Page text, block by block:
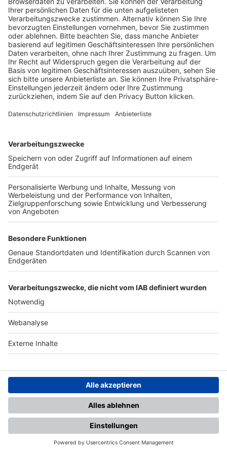
Trainerausbildung
Schulungsangebot Vereinsmitarbeiter
BFV-Geschäftsstellen
Trainerbörse
Login SpielPlus
FOLGE DEM BFV
TOP-VEREINE
TOP-PARTNER
Nutzungsbedingungen Datenschutz Impressum